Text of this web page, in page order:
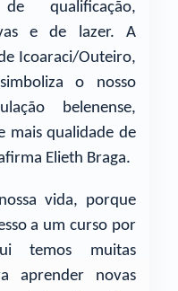
qualificação,
e de lazer. A
Icoaraci/Outeiro,
o nosso
belenense,
mais qualidade de
Elieth Braga.
vida, porque
a um curso por
temos muitas
aprender novas